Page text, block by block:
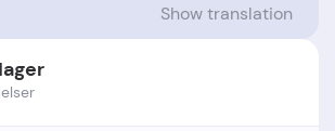
Show translation